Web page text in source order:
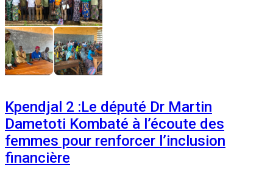
Kpendjal 2 :Le député Dr Martin
Dametoti Kombaté à l’écoute des
femmes pour renforcer l’inclusion
financière